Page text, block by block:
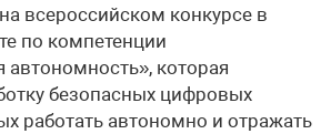
всероссийском конкурсе в
по компетенции
которая
безопасных цифровых
работать автономно и отражать